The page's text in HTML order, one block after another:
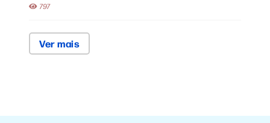
797
Ver mais